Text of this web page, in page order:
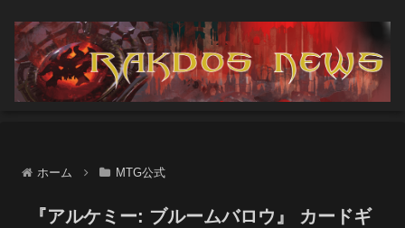
ホーム MTG公式
『アルケミー: ブルームバロウ』 カードギ